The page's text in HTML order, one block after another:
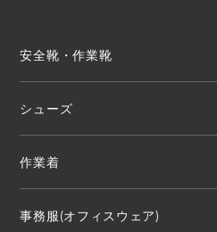
安全靴・作業靴
シューズ
作業着
事務服(オフィスウェア)